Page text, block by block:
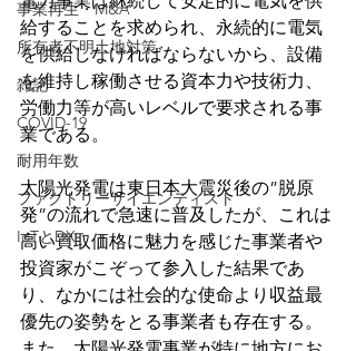
事業再生・M&A
所有者不明土地対策
雑記
COVID-19
耐用年数
ファクトリーサイエンティスト
IoTとDX
給することを求められ、永続的に電気
を供給しなければならないから、設備
を維持し稼働させる資本力や技術力、
労働力等が高いレベルで要求される事
業である。
太陽光発電は東日本大震災後の”脱原
発”の流れで急速に普及したが、これは
高い買取価格に魅力を感じた事業者や
投資家がこぞって参入した結果であ
り、なかには社会的な使命より収益最
優先の姿勢をとる事業者も存在する。